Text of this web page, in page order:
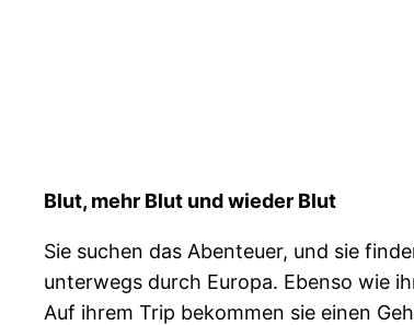
Blut, mehr Blut und wieder Blut
Sie suchen das Abenteuer, und sie
unterwegs durch Europa. Ebenso wie
Auf ihrem Trip bekommen sie einen